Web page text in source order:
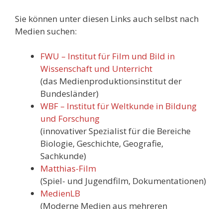
Sie können unter diesen Links auch selbst nach
Medien suchen:
FWU – Institut für Film und Bild in
Wissenschaft und Unterricht
(das Medienproduktionsinstitut der
Bundesländer)
WBF – Institut für Weltkunde in Bildung
und Forschung
(innovativer Spezialist für die Bereiche
Biologie, Geschichte, Geografie,
Sachkunde)
Matthias-Film
(Spiel- und Jugendfilm, Dokumentationen)
MedienLB
(Moderne Medien aus mehreren